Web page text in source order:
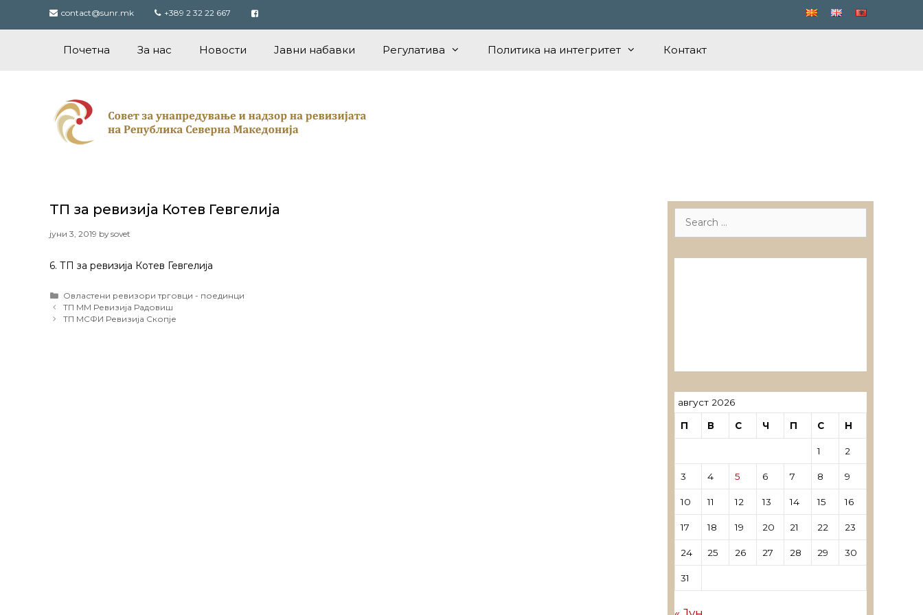
contact@sunr.mk +389 2 32 22 667
Почетна За нас Новости Јавни набавки Регулатива Политика на интегритет Контакт
ТП за ревизија Котев Гевгелија
јуни 3, 2019 bysovet
6. ТП за ревизија Котев Гевгелија
Categories
Овластени ревизори трговци - поединци
Post
navigation
ТП ММ Ревизија Радовиш
ТП МСФИ Ревизија Скопје
Search
август 2026
П В С Ч П С Н
1 2
3 4 5 6 7 8 9
10 11 12 13 14 15 16
17 18 19 20 21 22 23
24 25 26 27 28 29 30
31